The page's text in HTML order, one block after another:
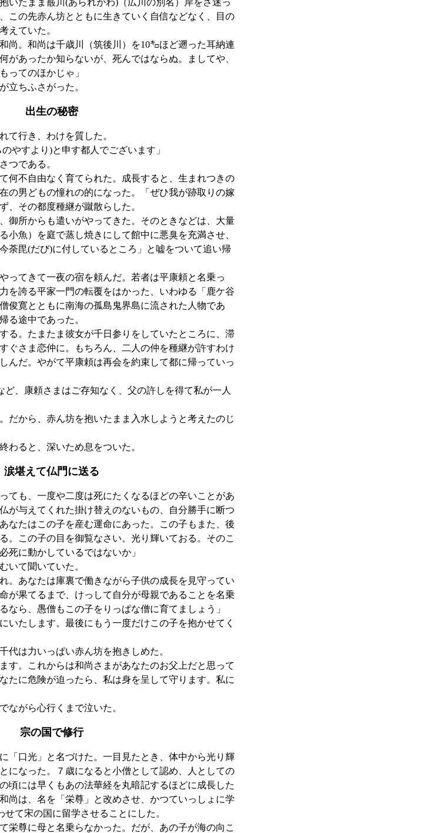
いたまま 霰川(あられがわ) （広川の別名）岸をさ迷っ
この先赤ん坊とともに生きていく自信などなく、目の
えていた。
尚。和尚は千歳川（筑後川）を10㌔ほど遡った耳納連
何があったか知らないが、死んではならぬ。ましてや、
ってのほかじゃ」
立ちふさがった。
出生の秘密
て行き、わけを質した。
やすより)と申す都人でございます」
つである。
何不自由なく育てられた。成長すると、生まれつきの
の男どもの憧れの的になった。「ぜひ我が跡取りの嫁
、その都度種継が蹴散らした。
御所からも遣いがやってきた。そのときなどは、大量
小魚）を庭で蒸し焼きにして館中に悪臭を充満させ、
荼毘(だび)に付しているところ」と嘘をついて追い帰
ってきて一夜の宿を頼んだ。若者は平康頼と名乗っ
を誇る平家一門の転覆をはかった、いわゆる「鹿ケ谷
俊寛とともに南海の孤島鬼界島に流された人物であ
る途中であった。
る。たまたま彼女が千日参りをしていたところに、滞
ぐさま恋仲に。もちろん、二人の仲を種継が許すわけ
んだ。やがて平康頼は再会を約束して都に帰っていっ
ど、康頼さまはご存知なく、父の許しを得て私が一人
だから、赤ん坊を抱いたまま入水しようと考えたのじ
ると、深いため息をついた。
涙堪えて仏門に送る
ても、一度や二度は死にたくなるほどの辛いことがあ
が与えてくれた掛け替えのないもの、自分勝手に断つ
なたはこの子を産む運命にあった。この子もまた、後
。この子の目を御覧なさい。光り輝いておる。そのこ
死に動かしているではないか」
いて聞いていた。
。あなたは庫裏で働きながら子供の成長を見守ってい
が果てるまで、けっして自分が母親であることを名乗
なら、愚僧もこの子をりっぱな僧に育てましょう」
いたします。最後にもう一度だけこの子を抱かせてく
代は力いっぱい赤ん坊を抱きしめた。
す。これからは和尚さまがあなたのお父上だと思って
たに危険が迫ったら、私は身を呈して守ります。私に
がら心行くまで泣いた。
宗の国で修行
「口光」と名づけた。一目見たとき、体中から光り輝
になった。７歳になると小僧として認め、人としての
頃には早くもあの法華経を丸暗記するほどに成長した
尚は、名を「栄尊」と改めさせ、かつていっしょに学
せて宋の国に留学させることにした。
栄尊に母と名乗らなかった。だが、あの子が海の向こ